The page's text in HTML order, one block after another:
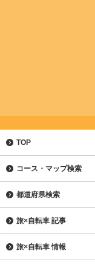
TOP
コース・マップ検索
都道府県検索
旅×自転車 記事
旅×自転車 情報